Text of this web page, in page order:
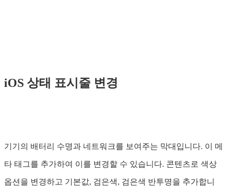
iOS 상태 표시줄 변경
기기의 배터리 수명과 네트워크를 보여주는 막대입니다. 이 메
타 태그를 추가하여 이를 변경할 수 있습니다. 콘텐츠로 색상
옵션을 변경하고 기본값, 검은색, 검은색 반투명을 추가합니